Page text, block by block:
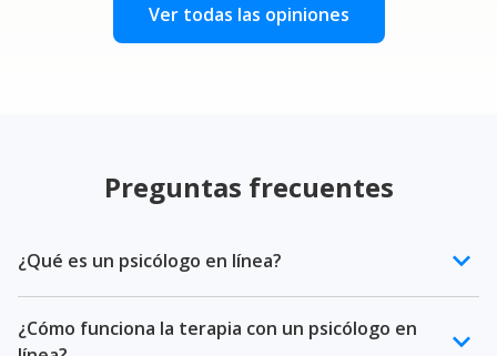
Ver todas las opiniones
Preguntas frecuentes
¿Qué es un psicólogo en línea? keyboard_arrow_down
mental certificado que ofrece terapia psicológica a
¿Cómo funciona la terapia con un psicólogo en
keyboard_arrow_down